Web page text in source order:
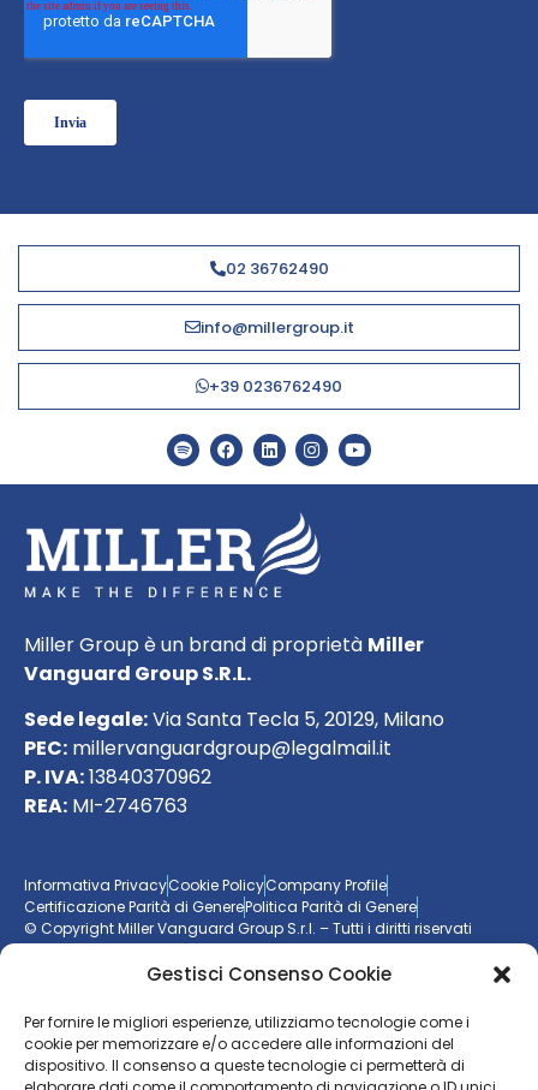
Gestisci Consenso Cookie
Per fornire le migliori esperienze, utilizziamo tecnologie come i
cookie per memorizzare e/o accedere alle informazioni del
dispositivo. Il consenso a queste tecnologie ci permetterà di
02 36762490
info@millergroup.it
+39 0236762490
Miller Group è un brand di proprietà Miller
Vanguard Group S.R.L.
Sede legale:Via Santa Tecla 5, 20129, Milano
PEC: millervanguardgroup@legalmail.it
P. IVA:13840370962
REA: MI-2746763
Informativa PrivacyCookie PolicyCompany Profile
Certificazione Parità di GenerePolitica Parità di Genere
© Copyright Miller Vanguard Group S.r.l. – Tutti i diritti riservati
Vuoi essere aggiornato sul mondo delle imprese?
Resta sempre un passo avanti con la nostranewsletter